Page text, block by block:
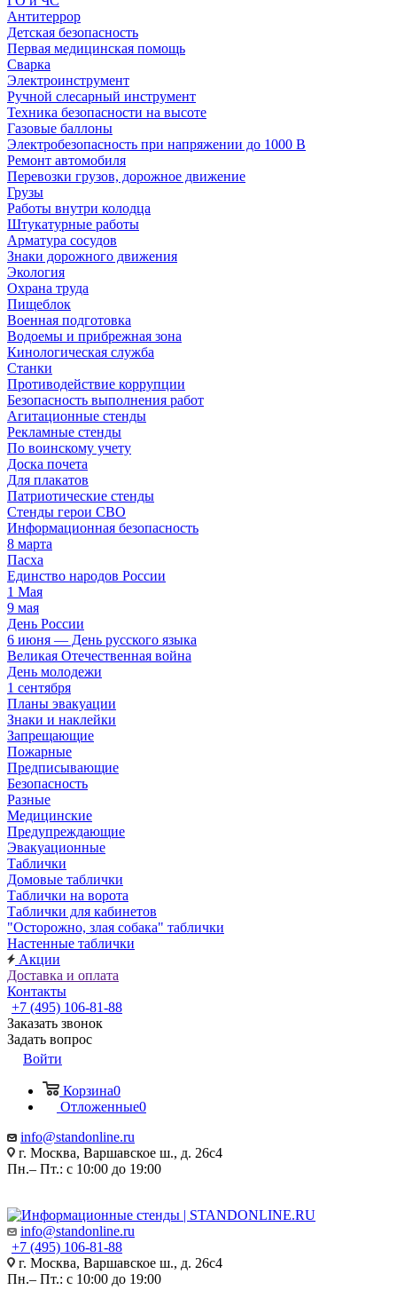
Антитеррор
Детская безопасность
Первая медицинская помощь
Сварка
Электроинструмент
Ручной слесарный инструмент
Техника безопасности на высоте
Газовые баллоны
Электробезопасность при напряжении до 1000 В
Ремонт автомобиля
Перевозки грузов, дорожное движение
Грузы
Работы внутри колодца
Штукатурные работы
Арматура сосудов
Знаки дорожного движения
Экология
Охрана труда
Пищеблок
Военная подготовка
Водоемы и прибрежная зона
Кинологическая служба
Станки
Противодействие коррупции
Безопасность выполнения работ
Агитационные стенды
Рекламные стенды
По воинскому учету
Доска почета
Для плакатов
Патриотические стенды
Стенды герои СВО
Информационная безопасность
8 марта
Пасха
Единство народов России
1 Мая
9 мая
День России
6 июня — День русского языка
Великая Отечественная война
День молодежи
1 сентября
Планы эвакуации
Знаки и наклейки
Запрещающие
Пожарные
Предписывающие
Безопасность
Разные
Медицинские
Предупреждающие
Эвакуационные
Таблички
Домовые таблички
Таблички на ворота
Таблички для кабинетов
"Осторожно, злая собака" таблички
Настенные таблички
Акции
Доставка и оплата
Контакты
+7 (495) 106-81-88
Заказать звонок
Задать вопрос
Войти
Корзина0
Отложенные0
info@standonline.ru
г. Москва, Варшавское ш., д. 26с4
Пн.– Пт.: с 10:00 до 19:00
info@standonline.ru
+7 (495) 106-81-88
г. Москва, Варшавское ш., д. 26с4
Пн.– Пт.: с 10:00 до 19:00